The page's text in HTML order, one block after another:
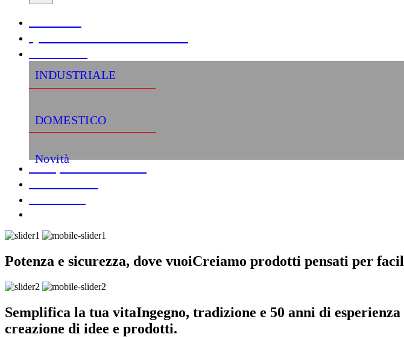
INDUSTRIALE
DOMESTICO
Novità
Potenza e sicurezza, dove vuoiCreiamo prodotti pensati per
Semplifica la tua vitaIngegno, tradizione e 50 anni di
creazione di idee e prodotti.